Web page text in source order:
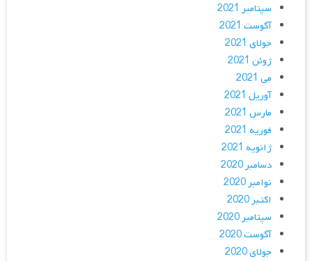
سپتامبر 2021
آگوست 2021
جولای 2021
ژوئن 2021
می 2021
آوریل 2021
مارس 2021
فوریه 2021
ژانویه 2021
دسامبر 2020
نوامبر 2020
اکتبر 2020
سپتامبر 2020
آگوست 2020
جولای 2020